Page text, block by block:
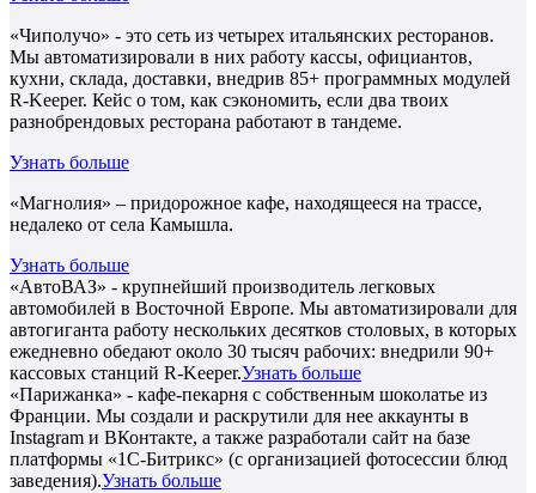
«Чиполучо» - это сеть из четырех итальянских ресторанов.
Мы автоматизировали в них работу кассы, официантов,
кухни, склада, доставки, внедрив 85+ программных модулей
R-Keeper. Кейс о том, как сэкономить, если два твоих
разнобрендовых ресторана работают в тандеме.
Узнать больше
«Магнолия» – придорожное кафе, находящееся на трассе,
недалеко от села Камышла.
Узнать больше
«АвтоВАЗ» - крупнейший производитель легковых
автомобилей в Восточной Европе. Мы автоматизировали для
автогиганта работу нескольких десятков столовых, в которых
ежедневно обедают около 30 тысяч рабочих: внедрили 90+
кассовых станций R-Keeper.Узнать больше
«Парижанка» - кафе-пекарня с собственным шоколатье из
Франции. Мы создали и раскрутили для нее аккаунты в
Instagram и ВКонтакте, а также разработали сайт на базе
платформы «1С-Битрикс» (с организацией фотосессии блюд
заведения).Узнать больше